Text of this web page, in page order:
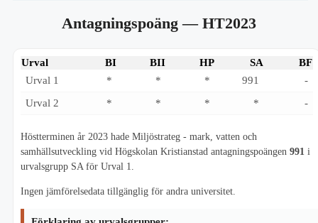
Antagningspoäng— HT2023
Urval BI BII HP SA
BF
Urval 1
* * * 991
-
Urval 2
* * * * -
Höstterminen år 2023 hade Miljöstrateg - mark, vatten och
samhällsutveckling vid Högskolan Kristianstad antagningspoängen 991 i
urvalsgrupp SA för Urval 1.
Ingen jämförelsedata tillgänglig för andra universitet.